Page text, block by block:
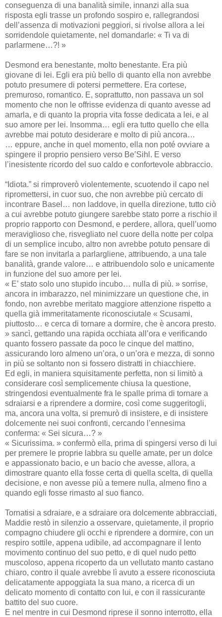
conseguenza di una banalità simile, innanzi alla sua
risposta egli trasse un profondo sospiro e, rallegrandosi
dell’assenza di motivazioni peggiori, si rivolse allora a lei
sorridendole quietamente, nel domandarle: « Ti va di
parlarmene…?! »
Desmond era benestante, molto benestante. Era più
giovane di lei. Egli era più bello di quanto ella non avrebbe
potuto presumere di potersi permettere. Era cortese,
premuroso, romantico. E, soprattutto, non passava un sol
momento che non le offrisse evidenza di quanto avesse ad
amarla, e di quanto la propria vita fosse dedicata a lei, e al
suo amore per lei. Insomma… egli era tutto quello che ella
avrebbe mai potuto desiderare e molto di più ancora…
… eppure, anche in quel momento, ella non poté ovviare a
spingere il proprio pensiero verso Be’Sihl. E verso
l’inesistente ricordo del suo caldo e confortevole abbraccio.
“Idiota.” si rimproverò violentemente, scuotendo il capo nel
ripromettersi, in cuor suo, che non avrebbe più cercato di
incontrare Basel… non laddove, in quella direzione, tutto ciò
a cui avrebbe potuto giungere sarebbe stato porre a rischio il
proprio rapporto con Desmond, e perdere, allora, quell’uomo
meraviglioso che, risvegliato nel cuore della notte per colpa
di un semplice incubo, altro non avrebbe potuto pensare di
fare se non invitarla a parlargliene, attribuendo, a una tale
banalità, grande valore… e attribuendolo solo e unicamente
in funzione del suo amore per lei.
« E’ stato solo uno stupido incubo… nulla di più. » sorrise,
ancora in imbarazzo, nel minimizzare un questione che, in
fondo, non avrebbe meritato maggiore attenzione rispetto a
quella già immeritatamente riconosciutale « Scusami,
piuttosto… e cerca di tornare a dormire, che è ancora presto.
» sancì, gettando una rapida occhiata all’ora e verificando
quanto fossero passate da poco le cinque del mattino,
assicurando loro almeno un’ora, o un’ora e mezza, di sonno
in più se soltanto non si fossero distratti in chiacchiere.
Ed egli, in maniera squisitamente perfetta, non si limitò a
considerare così semplicemente chiusa la questione,
stringendosi eventualmente fra le spalle prima di tornare a
sdraiarsi e a riprendere a dormire, così come suggeritogli,
ma, ancora una volta, si premurò di insistere, e di insistere
dolcemente nei suoi confronti, cercando l’ennesima
conferma: « Sei sicura…? »
« Sicurissima. » confermò ella, prima di spingersi verso di lui
per premere le proprie labbra su quelle amate, per un dolce
e appassionato bacio, e un bacio che avesse, allora, a
dimostrare quanto ella fosse certa di quella scelta, di quella
decisione, e non avesse più a temere nulla, almeno fino a
quando egli fosse rimasto al suo fianco.
Tornatisi a sdraiare, e a sdraiare ora dolcemente abbracciati,
Maddie restò in silenzio a osservare, quietamente, il proprio
compagno chiudere gli occhi e riprendere a dormire, con un
respiro sottile, appena udibile, ad accompagnare il lento
movimento continuo del suo petto, e di quel nudo petto
muscoloso, appena ricoperto da un vellutato manto castano
chiaro, contro il quale avrebbe lì avuto a essere riconosciuta
delicatamente appoggiata la sua mano, a ricerca di un
delicato momento di contatto con lui, e con il rassicurante
battito del suo cuore.
E nel mentre in cui Desmond riprese il sonno interrotto, ella